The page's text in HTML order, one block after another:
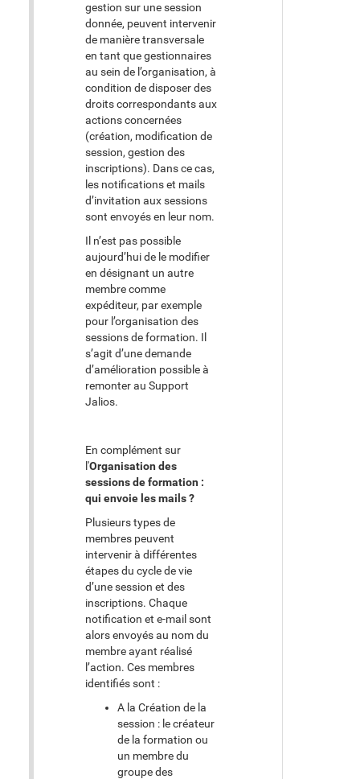
gestion sur une session
donnée, peuvent intervenir
de manière transversale
en tant que gestionnaires
au sein de l’organisation, à
condition de disposer des
droits correspondants aux
actions concernées
(création, modification de
session, gestion des
inscriptions). Dans ce cas,
les notifications et mails
d’invitation aux sessions
sont envoyés en leur nom.
Il n’est pas possible
aujourd’hui de le modifier
en désignant un autre
membre comme
expéditeur, par exemple
pour l’organisation des
sessions de formation. Il
s’agit d’une demande
d’amélioration possible à
remonter au Support
Jalios.
En complément sur
l'Organisation des
sessions de formation :
qui envoie les mails ?
Plusieurs types de
membres peuvent
intervenir à différentes
étapes du cycle de vie
d’une session et des
inscriptions. Chaque
notification et e-mail sont
alors envoyés au nom du
membre ayant réalisé
l’action. Ces membres
identifiés sont :
A la Création de la
session : le créateur
de la formation ou
un membre du
groupe des